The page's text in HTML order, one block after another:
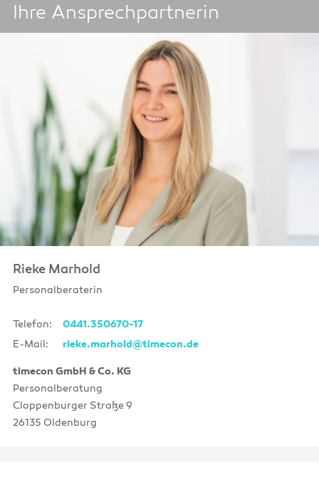
Ihre Ansprechpartnerin
Rieke Marhold
Personalberaterin
Telefon: 0441.350670-17
E-Mail: rieke.marhold@timecon.de
timecon GmbH & Co. KG
Personalberatung
Cloppenburger Straße 9
26135 Oldenburg